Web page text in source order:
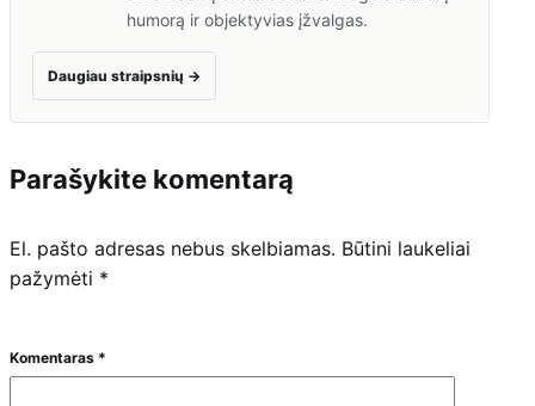
humorą ir objektyvias įžvalgas.
Daugiau straipsnių →
Parašykite komentarą
El. pašto adresas nebus skelbiamas. Būtini laukeliai
pažymėti *
Komentaras *